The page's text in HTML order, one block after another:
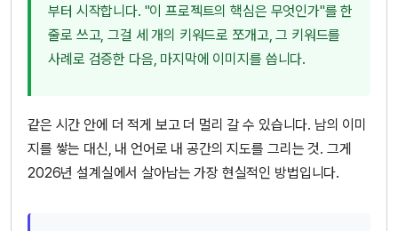
부터 시작합니다. "이 프로젝트의 핵심은 무엇인가"를 한
줄로 쓰고, 그걸 세 개의 키워드로 쪼개고, 그 키워드를
사례로 검증한 다음, 마지막에 이미지를 씁니다.
같은 시간 안에 더 적게 보고 더 멀리 갈 수 있습니다. 남의 이미
지를 쌓는 대신, 내 언어로 내 공간의 지도를 그리는 것. 그게
2026년 설계실에서 살아남는 가장 현실적인 방법입니다.